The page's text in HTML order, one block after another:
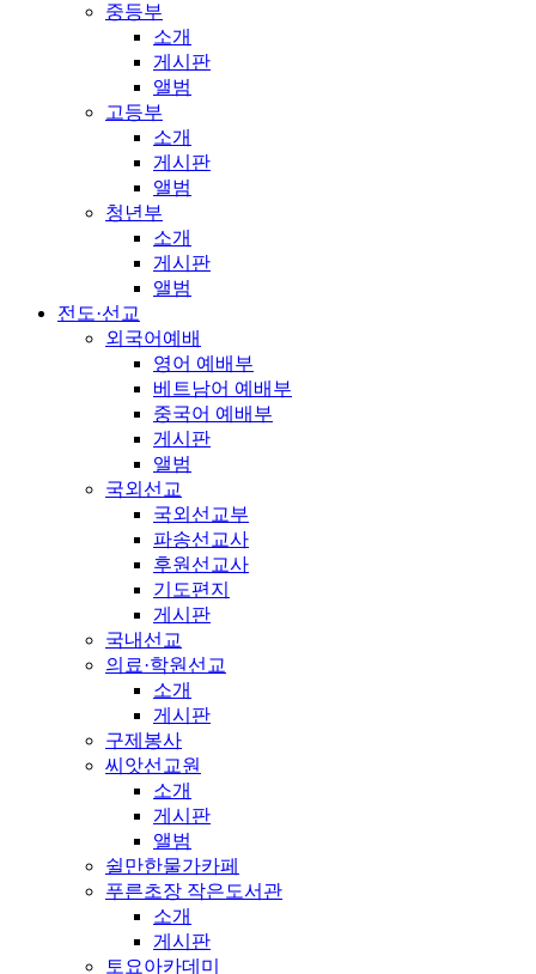
중등부
소개
게시판
앨범
고등부
소개
게시판
앨범
청년부
소개
게시판
앨범
전도·선교
외국어예배
영어 예배부
베트남어 예배부
중국어 예배부
게시판
앨범
국외선교
국외선교부
파송선교사
후원선교사
기도편지
게시판
국내선교
의료·학원선교
소개
게시판
구제봉사
씨앗선교원
소개
게시판
앨범
쉴만한물가카페
푸른초장 작은도서관
소개
게시판
토요아카데미